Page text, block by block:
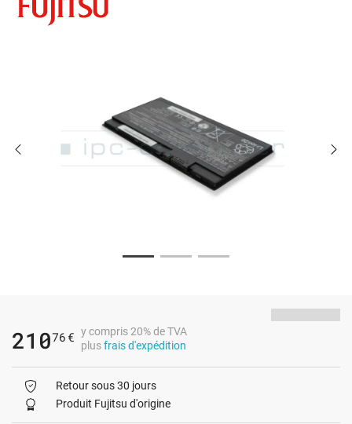
21076 € y compris 20% de TVA
plusfrais d'expédition
Retour sous 30 jours
Produit Fujitsu d'origine